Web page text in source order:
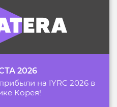
2026
на IYRC 2026 в
Корея!